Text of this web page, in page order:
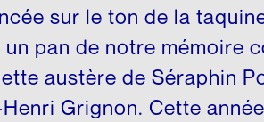
sur le ton de la
pan de notre mémoire
austère de Séraphin
Grignon. Cette